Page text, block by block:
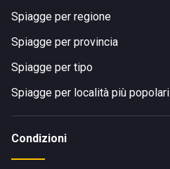
Spiagge per regione
Spiagge per provincia
Spiagge per tipo
Spiagge per località più popolari
Condizioni